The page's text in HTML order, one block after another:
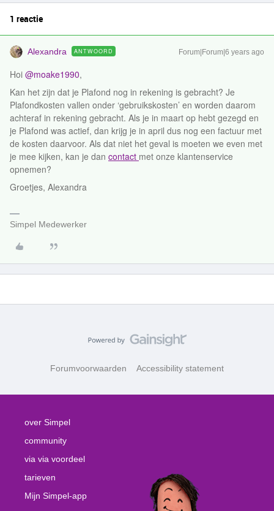
1 reactie
Alexandra ANTWOORD Forum|Forum|6 years ago
Hoi @moake1990,
Kan het zijn dat je Plafond nog in rekening is gebracht? Je
Plafondkosten vallen onder ‘gebruikskosten’ en worden daarom
achteraf in rekening gebracht. Als je in maart op hebt gezegd en
je Plafond was actief, dan krijg je in april dus nog een factuur met
de kosten daarvoor. Als dat niet het geval is moeten we even met
je mee kijken, kan je dan contact met onze klantenservice
opnemen?
Groetjes, Alexandra
Simpel Medewerker
Forumvoorwaarden Accessibility statement
over Simpel
community
via via voordeel
tarieven
Mijn Simpel-app